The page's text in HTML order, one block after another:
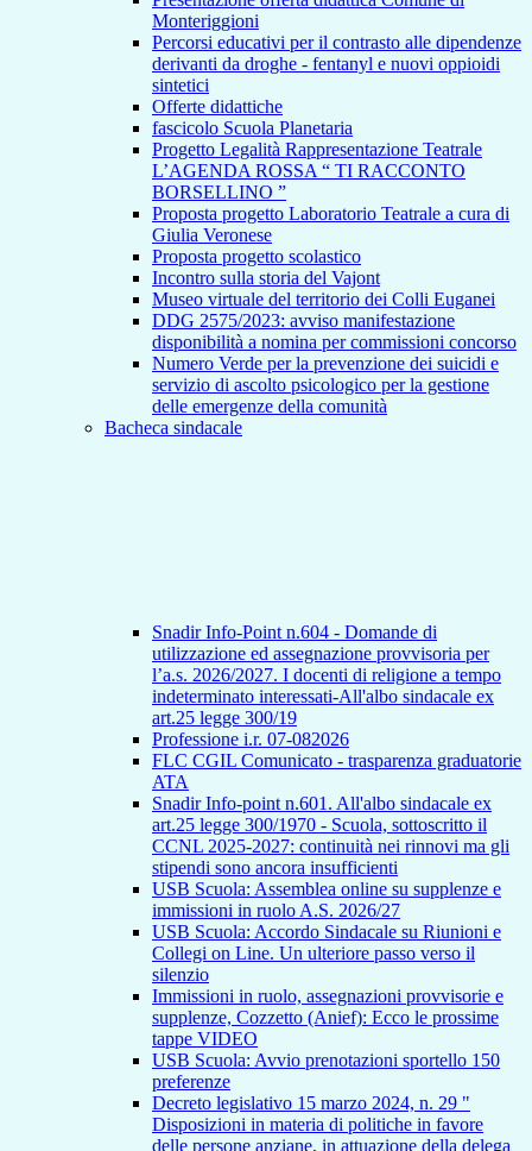
Monteriggioni
Percorsi educativi per il contrasto alle dipendenze
derivanti da droghe - fentanyl e nuovi oppioidi
sintetici
Offerte didattiche
fascicolo Scuola Planetaria
Progetto Legalità Rappresentazione Teatrale
L’AGENDA ROSSA “ TI RACCONTO
BORSELLINO ”
Proposta progetto Laboratorio Teatrale a cura di
Giulia Veronese
Proposta progetto scolastico
Incontro sulla storia del Vajont
Museo virtuale del territorio dei Colli Euganei
DDG 2575/2023: avviso manifestazione
disponibilità a nomina per commissioni concorso
Numero Verde per la prevenzione dei suicidi e
servizio di ascolto psicologico per la gestione
delle emergenze della comunità
Bacheca sindacale
Snadir Info-Point n.604 - Domande di
utilizzazione ed assegnazione provvisoria per
l’a.s. 2026/2027. I docenti di religione a tempo
indeterminato interessati-All'albo sindacale ex
art.25 legge 300/19
Professione i.r. 07-082026
FLC CGIL Comunicato - trasparenza graduatorie
ATA
Snadir Info-point n.601. All'albo sindacale ex
art.25 legge 300/1970 - Scuola, sottoscritto il
CCNL 2025-2027: continuità nei rinnovi ma gli
stipendi sono ancora insufficienti
USB Scuola: Assemblea online su supplenze e
immissioni in ruolo A.S. 2026/27
USB Scuola: Accordo Sindacale su Riunioni e
Collegi on Line. Un ulteriore passo verso il
silenzio
Immissioni in ruolo, assegnazioni provvisorie e
supplenze, Cozzetto (Anief): Ecco le prossime
tappe VIDEO
USB Scuola: Avvio prenotazioni sportello 150
preferenze
Decreto legislativo 15 marzo 2024, n. 29 "
Disposizioni in materia di politiche in favore
delle persone anziane, in attuazione della delega